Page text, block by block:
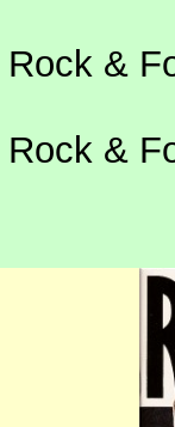
Rock &
Rock &